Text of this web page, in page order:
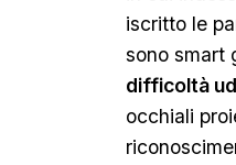
iscritto le
sono smart
difficoltà
occhiali